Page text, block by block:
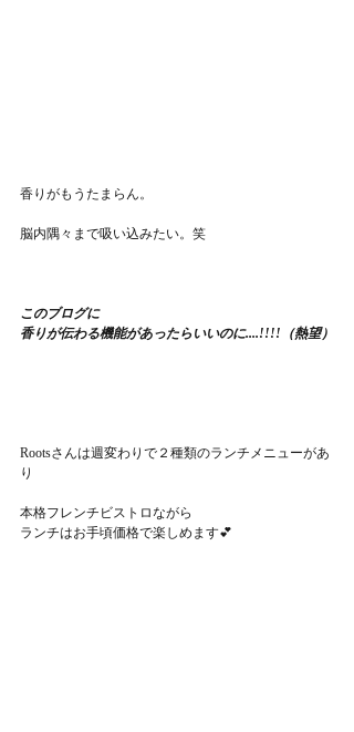
香りがもうたまらん。
脳内隅々まで吸い込みたい。笑
このブログに
香りが伝わる機能があったらいいのに....!!!!（熱望）
Rootsさんは週変わりで２種類のランチメニューがあ
り
本格フレンチビストロながら
ランチはお手頃価格で楽しめます💕